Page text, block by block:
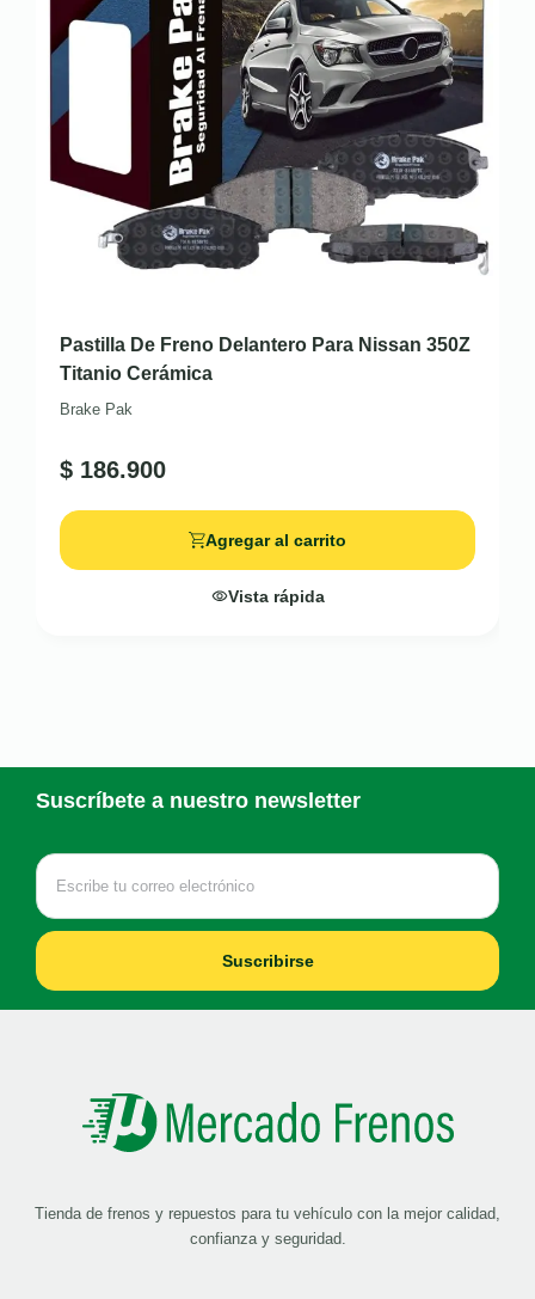
Pastilla De Freno Delantero Para Nissan 350Z
Titanio Cerámica
Brake Pak
$ 186.900
Agregar al carrito
Vista rápida
Suscríbete a nuestro newsletter
Suscribirse
Tienda de frenos y repuestos para tu vehículo con la mejor calidad,
confianza y seguridad.